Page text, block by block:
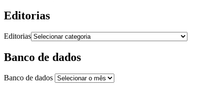
Editorias
Editorias
Banco de dados
Banco de dados